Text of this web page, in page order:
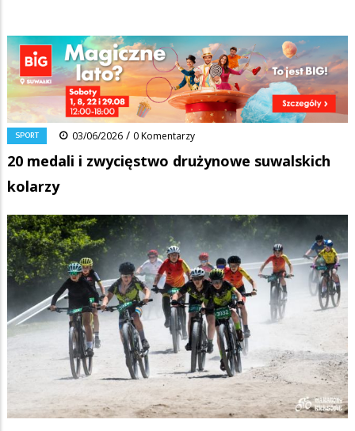
Ścieżka
nawigacyjna
Strona główna/Wiadomości/Sport/
20 medali i zwycięstwo drużynowe suwalskich kolarzy
FacebookPinterestTumblr
0 Reddit Share
SPORT 03/06/2026 / 0 Komentarzy
20 medali i zwycięstwo drużynowe suwalskich
kolarzy